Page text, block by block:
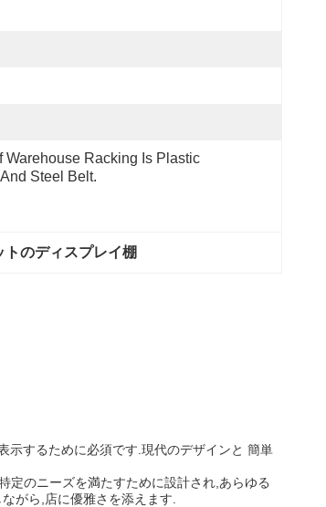
Warehouse Racking Is Plastic
Steel Belt.
トのディスプレイ棚
示するために必須です.現代のデザインと 簡単
定のニーズを満たすために設計され,あらゆる
がら,店に優雅さを添えます.